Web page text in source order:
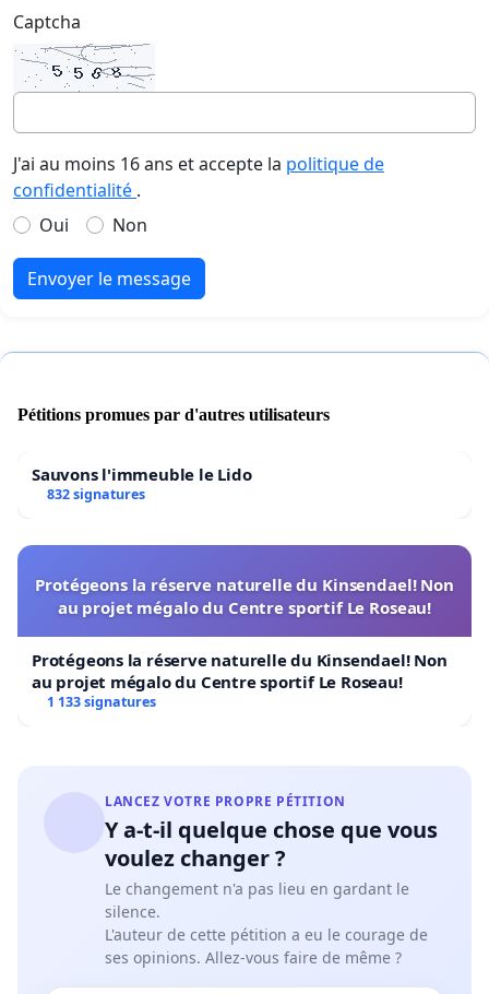
Captcha
J'ai au moins 16 ans et accepte la politique de
confidentialité .
Oui
Non
Envoyer le message
Pétitions promues par d'autres utilisateurs
Sauvons l'immeuble le Lido
832 signatures
Protégeons la réserve naturelle du Kinsendael! Non
au projet mégalo du Centre sportif Le Roseau!
Protégeons la réserve naturelle du Kinsendael! Non
au projet mégalo du Centre sportif Le Roseau!
1 133 signatures
LANCEZ VOTRE PROPRE PÉTITION
Y a-t-il quelque chose que vous
voulez changer ?
Le changement n'a pas lieu en gardant le
silence.
L'auteur de cette pétition a eu le courage de
ses opinions. Allez-vous faire de même ?